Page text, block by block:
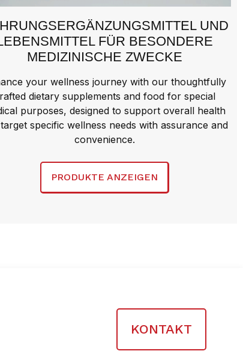
UND
FÜR BESONDERE
MEDIZINISCHE ZWECKE
your wellness journey with our thoughtfully
dietary supplements and food for special
purposes, designed to support overall health
specific wellness needs with assurance and
convenience.
PRODUKTE ANZEIGEN
KONTAKT